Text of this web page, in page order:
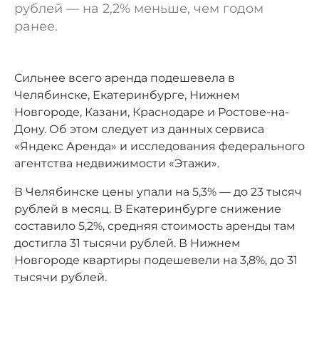
рублей — на 2,2% меньше, чем годом
ранее.
Сильнее всего аренда подешевела в
Челябинске, Екатеринбурге, Нижнем
Новгороде, Казани, Краснодаре и Ростове-на-
Дону. Об этом следует из данных сервиса
«Яндекс Аренда» и исследования федерального
агентства недвижимости «Этажи».
В Челябинске цены упали на 5,3% — до 23 тысяч
рублей в месяц. В Екатеринбурге снижение
составило 5,2%, средняя стоимость аренды там
достигла 31 тысячи рублей. В Нижнем
Новгороде квартиры подешевели на 3,8%, до 31
тысячи рублей.